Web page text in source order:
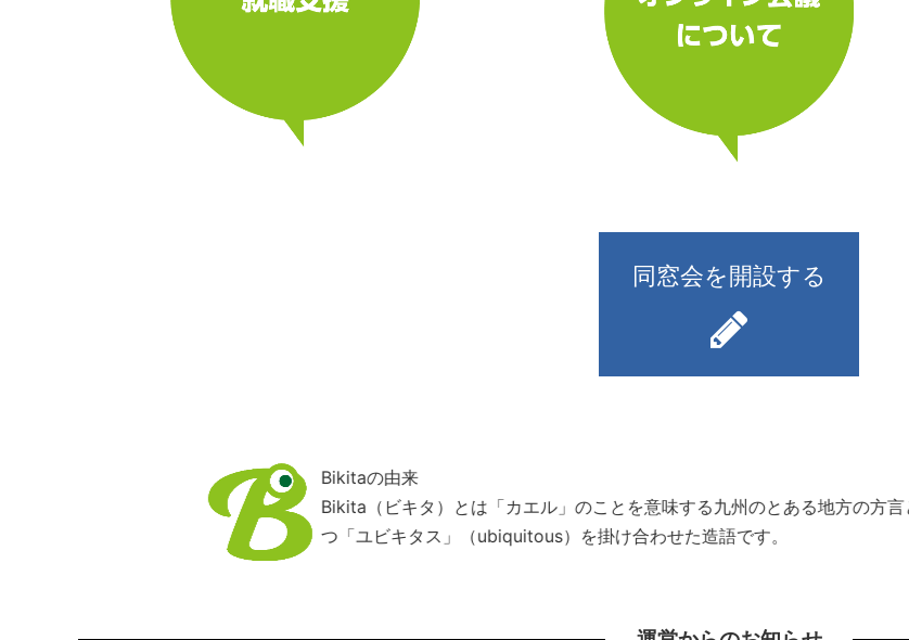
同窓会を開設する
Bikitaの由来
Bikita（ビキタ）とは「カエル」のことを意味する九州のとある地方の方
つ「ユビキタス」（ubiquitous）を掛け合わせた造語です。